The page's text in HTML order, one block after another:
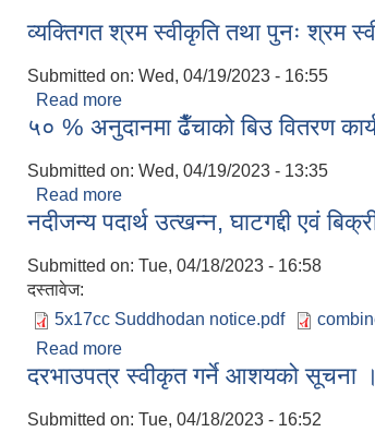
व्यक्तिगत श्रम स्वीकृति तथा पुनः श्रम
Submitted on: Wed, 04/19/2023 - 16:55
Read more
५० % अनुदानमा ढैँचाको बिउ वितरण
Submitted on: Wed, 04/19/2023 - 13:35
Read more
नदीजन्य पदार्थ उत्खन्‍न, घाटगद्दी एवं
Submitted on: Tue, 04/18/2023 - 16:58
दस्तावेज:
5x17cc Suddhodan notice.pdf
Read more
दरभाउपत्र स्वीकृत गर्ने आशयको सूचना ।
Submitted on: Tue, 04/18/2023 - 16:52